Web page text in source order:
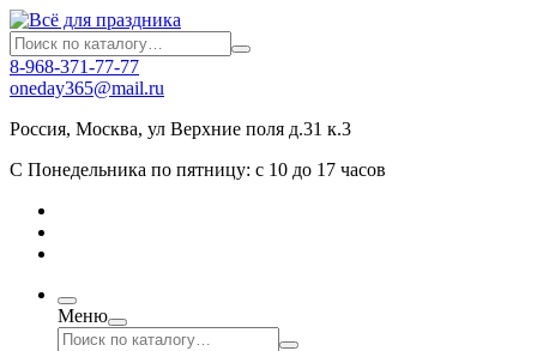
8-968-371-77-77
oneday365@mail.ru
Россия, Москва, ул Верхние поля д.31 к.3
С Понедельника по пятницу: с 10 до 17 часов
Меню